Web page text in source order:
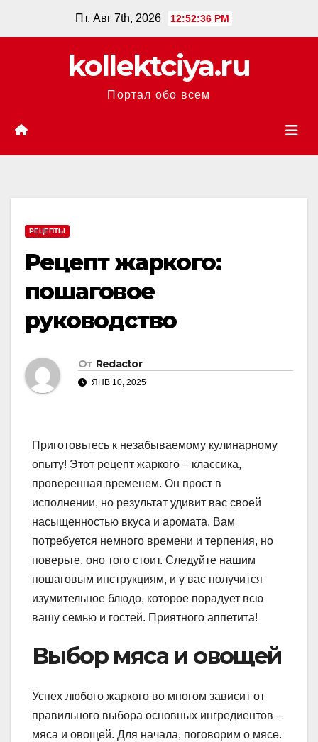
Пт. Авг 7th, 2026 12:52:37 PM
kollektciya.ru
Портал обо всем
РЕЦЕПТЫ
Рецепт жаркого:
пошаговое
руководство
От Redactor
ЯНВ 10, 2025
Приготовьтесь к незабываемому кулинарному
опыту! Этот рецепт жаркого – классика,
проверенная временем. Он прост в
исполнении, но результат удивит вас своей
насыщенностью вкуса и аромата. Вам
потребуется немного времени и терпения, но
поверьте, оно того стоит. Следуйте нашим
пошаговым инструкциям, и у вас получится
изумительное блюдо, которое порадует всю
вашу семью и гостей. Приятного аппетита!
Выбор мяса и овощей
Успех любого жаркого во многом зависит от
правильного выбора основных ингредиентов –
мяса и овощей. Для начала, поговорим о мясе.